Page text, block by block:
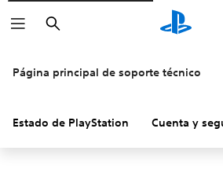
Buscar
Página principal de soporte técnico
Estado de PlayStation Cuenta y